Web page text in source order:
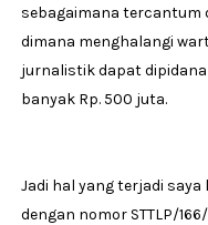
sebagaimana tercantum
dimana menghalangi
jurnalistik dapat
banyak Rp. 500 juta.
Jadi hal yang terjadi
dengan nomor STTLP/